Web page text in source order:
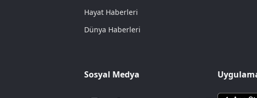
Hayat Haberleri
Dünya Haberleri
Sosyal Medya